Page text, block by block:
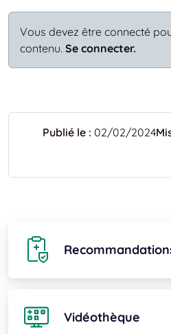
Vous devez être connecté
contenu. Se connecter.
Publié le : 02/02/2024
Vidéothèque